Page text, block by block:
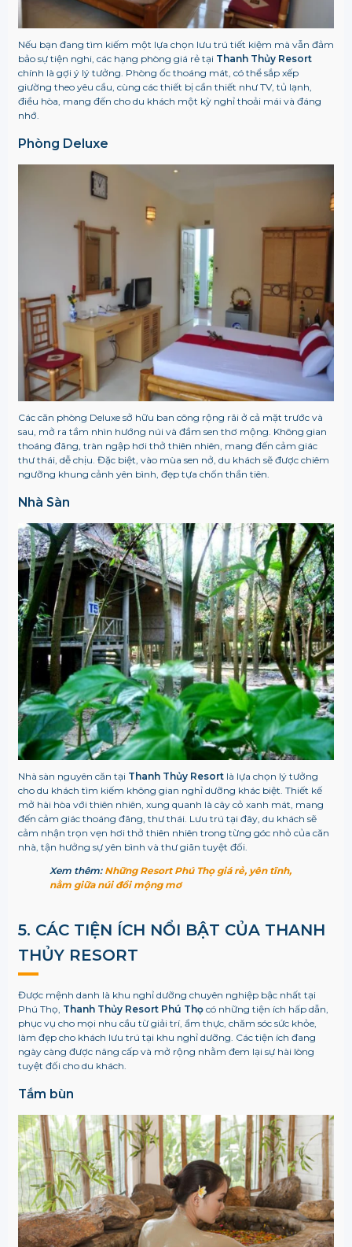
Nếu bạn đang tìm kiếm một lựa chọn lưu trú tiết kiệm mà vẫn đảm
bảo sự tiện nghi, các hạng phòng giá rẻ tại Thanh Thủy Resort
chính là gợi ý lý tưởng. Phòng ốc thoáng mát, có thể sắp xếp
giường theo yêu cầu, cùng các thiết bị cần thiết như TV, tủ lạnh,
điều hòa, mang đến cho du khách một kỳ nghỉ thoải mái và đáng
nhớ.
Phòng Deluxe
Các căn phòng Deluxe sở hữu ban công rộng rãi ở cả mặt trước và
sau, mở ra tầm nhìn hướng núi và đầm sen thơ mộng. Không gian
thoáng đãng, tràn ngập hơi thở thiên nhiên, mang đến cảm giác
thư thái, dễ chịu. Đặc biệt, vào mùa sen nở, du khách sẽ được chiêm
ngưỡng khung cảnh yên bình, đẹp tựa chốn thần tiên.
Nhà Sàn
Nhà sàn nguyên căn tại Thanh Thủy Resortlà lựa chọn lý tưởng
cho du khách tìm kiếm không gian nghỉ dưỡng khác biệt. Thiết kế
mở hài hòa với thiên nhiên, xung quanh là cây cỏ xanh mát, mang
đến cảm giác thoáng đãng, thư thái. Lưu trú tại đây, du khách sẽ
cảm nhận trọn vẹn hơi thở thiên nhiên trong từng góc nhỏ của căn
nhà, tận hưởng sự yên bình và thư giãn tuyệt đối.
Xem thêm: Những Resort Phú Thọ giá rẻ, yên tĩnh,
nằm giữa núi đồi mộng mơ
5. CÁC TIỆN ÍCH NỔI BẬT CỦA THANH
THỦY RESORT
Được mệnh danh là khu nghỉ dưỡng chuyên nghiệp bậc nhất tại
Phú Thọ, Thanh Thủy Resort Phú Thọcó những tiện ích hấp dẫn,
phục vụ cho mọi nhu cầu từ giải trí, ẩm thực, chăm sóc sức khỏe,
làm đẹp cho khách lưu trú tại khu nghỉ dưỡng. Các tiện ích đang
ngày càng được nâng cấp và mở rộng nhằm đem lại sự hài lòng
tuyệt đối cho du khách.
Tắm bùn